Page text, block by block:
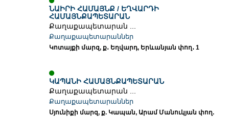
ՆԱԻՐԻ ՀԱՄԱՅՆՔ / ԵՂՎԱՐԴԻ
ՀԱՄԱՅՆՔԱՊԵՏԱՐԱՆ
Քաղաքապետարան ...
Քաղաքապետարաններ
Կոտայքի մարզ, ք․ Եղվարդ, Երևանյան փող․ 1
ԿԱՊԱՆԻ ՀԱՄԱՅՆՔԱՊԵՏԱՐԱՆ
Քաղաքապետարան ...
Քաղաքապետարաններ
Սյունիքի մարզ, ք. Կապան, Արամ Մանուկյան փող.